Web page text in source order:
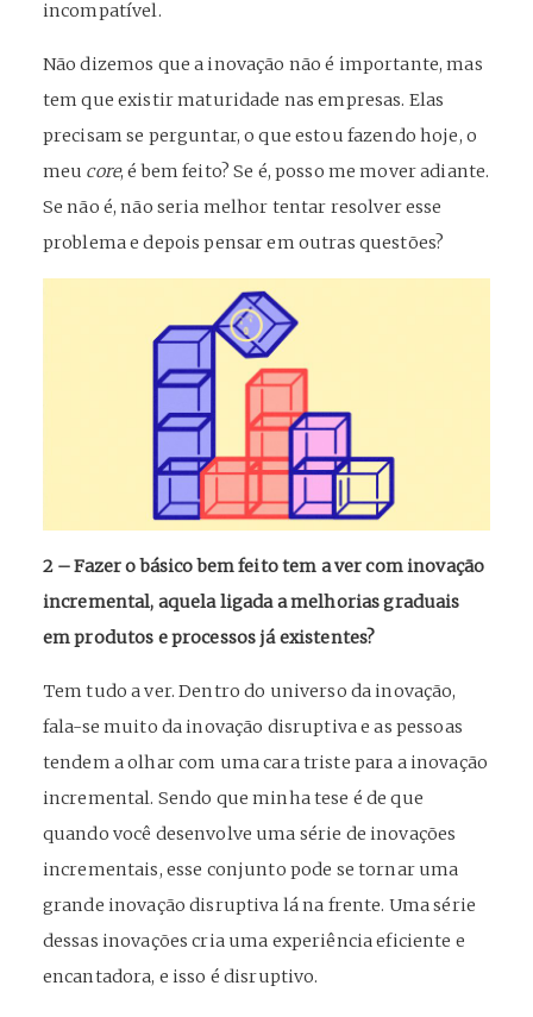
incompatível.
Não dizemos que a inovação não é importante, mas
tem que existir maturidade nas empresas. Elas
precisam se perguntar, o que estou fazendo hoje, o
meu core, é bem feito? Se é, posso me mover adiante.
Se não é, não seria melhor tentar resolver esse
problema e depois pensar em outras questões?
2 – Fazer o básico bem feito tem a ver com inovação
incremental, aquela ligada a melhorias graduais
em produtos e processos já existentes?
Tem tudo a ver. Dentro do universo da inovação,
fala-se muito da inovação disruptiva e as pessoas
tendem a olhar com uma cara triste para a inovação
incremental. Sendo que minha tese é de que
quando você desenvolve uma série de inovações
incrementais, esse conjunto pode se tornar uma
grande inovação disruptiva lá na frente. Uma série
dessas inovações cria uma experiência eficiente e
encantadora, e isso é disruptivo.